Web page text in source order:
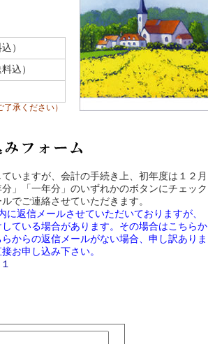
）
込）
承ください）
いますが、会計の手続き上、初年度は１２月
」「一年分」のいずれかのボタンにチェック
でご連絡させていただきます。
返信メールさせていただいておりますが、
ている場合があります。その場合はこちらか
からの返信メールがない場合、申し訳ありま
お申し込み下さい。